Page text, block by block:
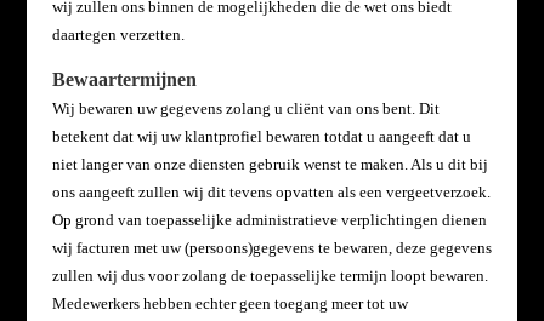
wij zullen ons binnen de mogelijkheden die de wet ons biedt
daartegen verzetten.
Bewaartermijnen
Wij bewaren uw gegevens zolang u cliënt van ons bent. Dit
betekent dat wij uw klantprofiel bewaren totdat u aangeeft dat u
niet langer van onze diensten gebruik wenst te maken. Als u dit bij
ons aangeeft zullen wij dit tevens opvatten als een vergeetverzoek.
Op grond van toepasselijke administratieve verplichtingen dienen
wij facturen met uw (persoons)gegevens te bewaren, deze gegevens
zullen wij dus voor zolang de toepasselijke termijn loopt bewaren.
Medewerkers hebben echter geen toegang meer tot uw